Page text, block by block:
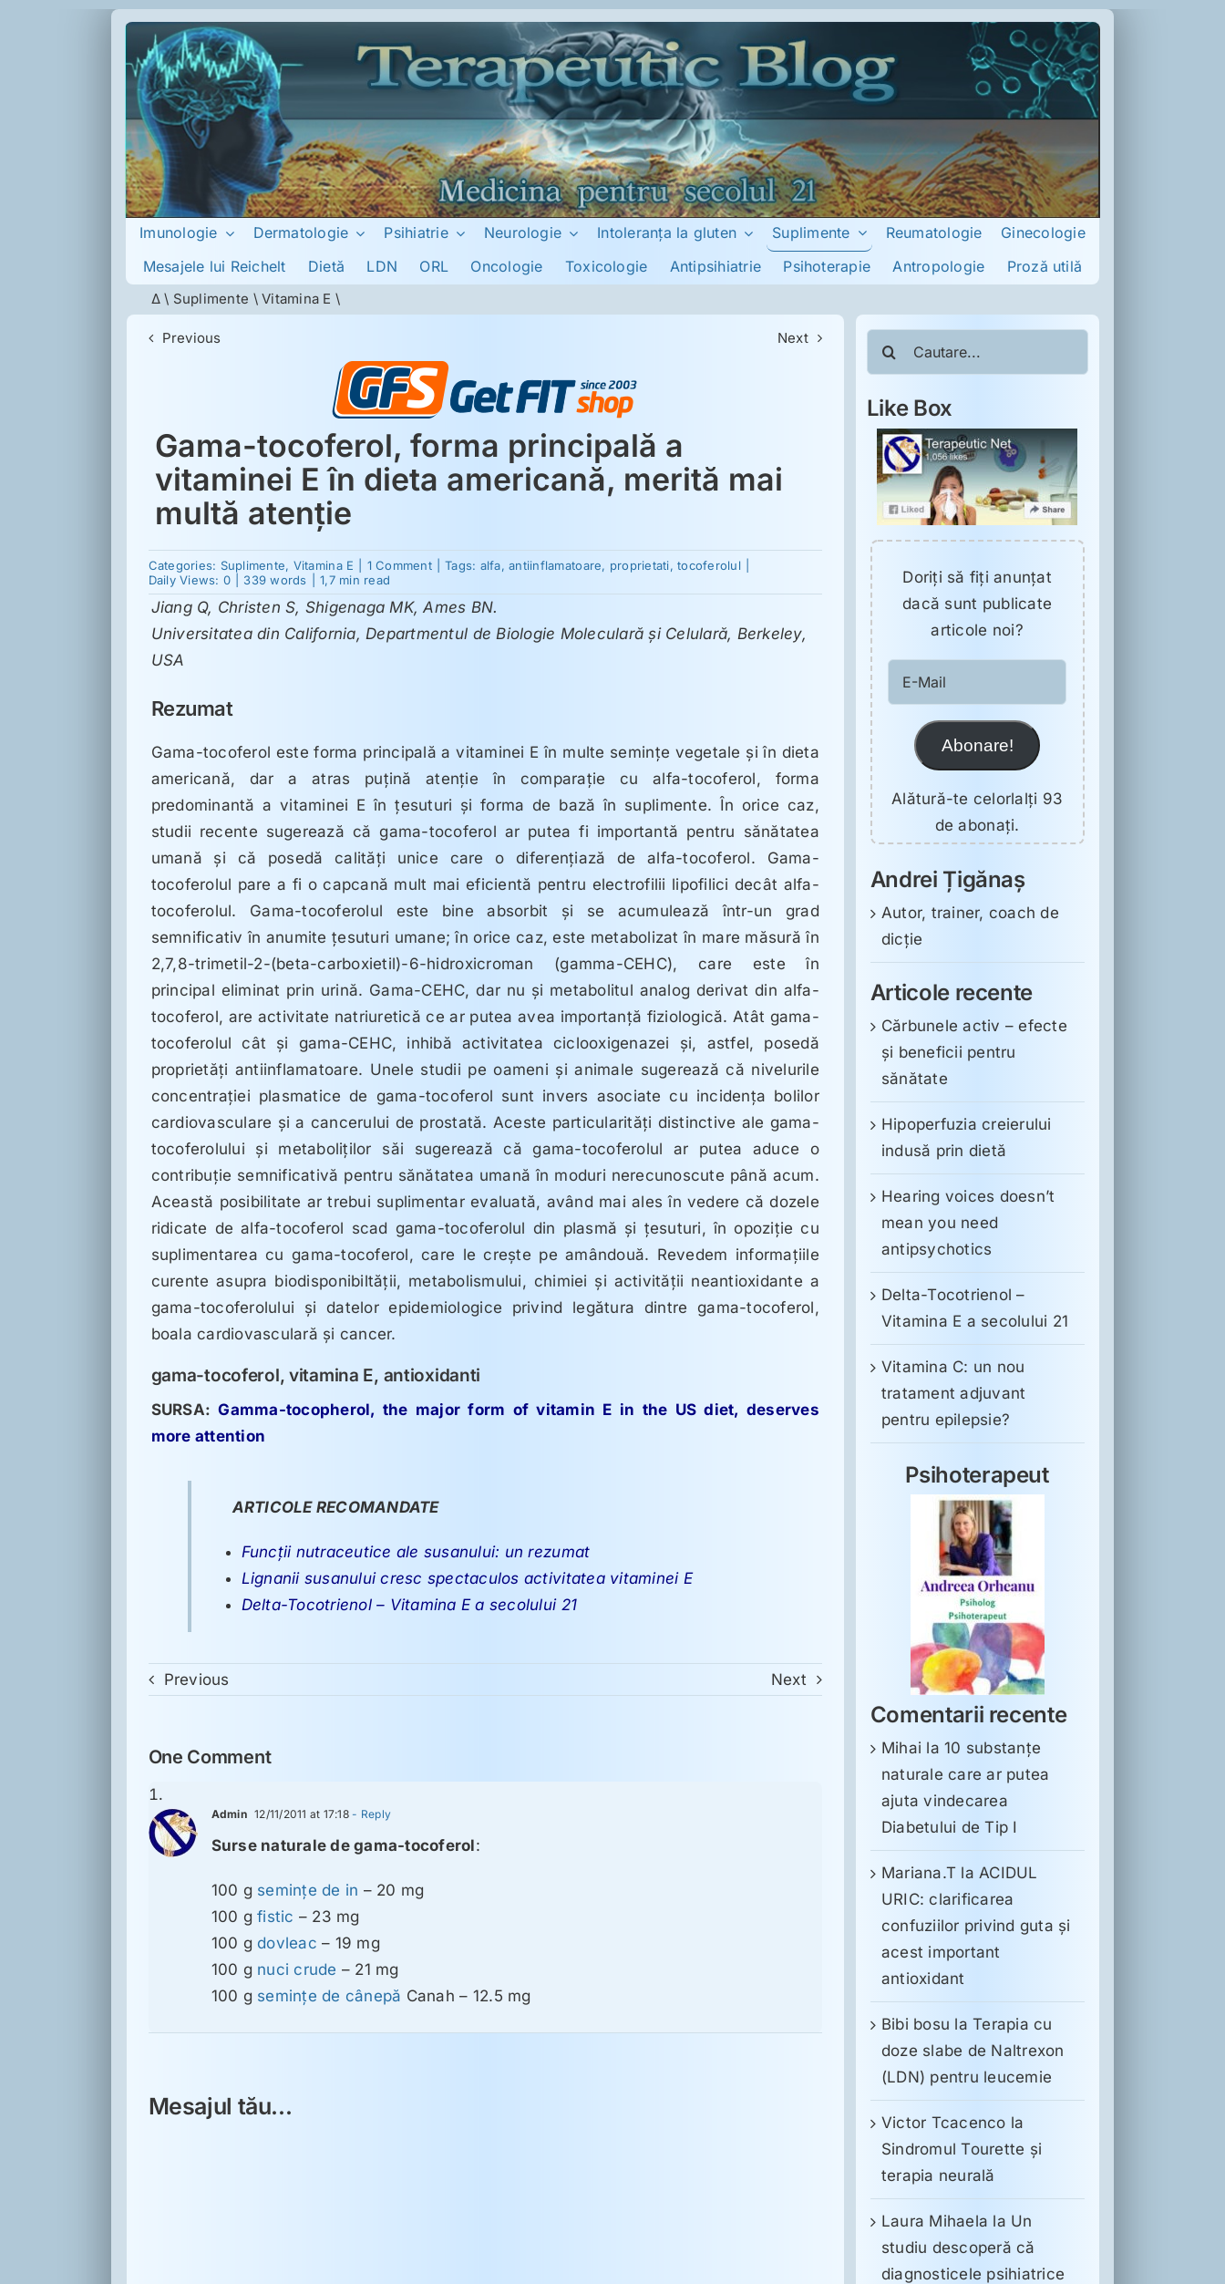
Imunologie Dermatologie Psihiatrie Neurologie Intoleranţa la gluten Suplimente Reumatologie
Ginecologie
Mesajele lui Reichelt
Dietă LDN ORL Oncologie Toxicologie Antipsihiatrie Psihoterapie Antropologie Proză utilă
Δ \ Suplimente \ Vitamina E \
Previous Next
Gama-tocoferol, forma principală a
vitaminei E în dieta americană, merită mai
multă atenţie
Categories: Suplimente, Vitamina E 1 Commenton
forma
a
multă
Tags: alfa,antiinflamatoare, proprietati,tocoferolul
Daily Views: 0
339 words 1,7 min read
Jiang Q, Christen S, Shigenaga MK, Ames BN.
Universitatea din California, Departmentul de Biologie Moleculară şi Celulară, Berkeley,
USA
Rezumat
Gama-tocoferol este forma principală a vitaminei E în multe seminţe vegetale şi în dieta
americană, dar a atras puţină atenţie în comparaţie cu alfa-tocoferol, forma
predominantă a vitaminei E în ţesuturi şi forma de bază în suplimente. În orice caz,
studii recente sugerează că gama-tocoferol ar putea fi importantă pentru sănătatea
umană şi că posedă calităţi unice care o diferenţiază de alfa-tocoferol. Gama-
tocoferolul pare a fi o capcană mult mai eficientă pentru electrofilii lipofilici decât alfa-
tocoferolul. Gama-tocoferolul este bine absorbit şi se acumulează într-un grad
semnificativ în anumite ţesuturi umane; în orice caz, este metabolizat în mare măsură în
2,7,8-trimetil-2-(beta-carboxietil)-6-hidroxicroman (gamma-CEHC), care este în
principal eliminat prin urină. Gama-CEHC, dar nu şi metabolitul analog derivat din alfa-
tocoferol, are activitate natriuretică ce ar putea avea importanţă fiziologică. Atât gama-
tocoferolul cât şi gama-CEHC, inhibă activitatea ciclooxigenazei şi, astfel, posedă
proprietăţi antiinflamatoare. Unele studii pe oameni şi animale sugerează că nivelurile
concentraţiei plasmatice de gama-tocoferol sunt invers asociate cu incidenţa bolilor
cardiovasculare şi a cancerului de prostată. Aceste particularităţi distinctive ale gama-
tocoferolului şi metaboliţilor săi sugerează că gama-tocoferolul ar putea aduce o
contribuţie semnificativă pentru sănătatea umană în moduri nerecunoscute până acum.
Această posibilitate ar trebui suplimentar evaluată, având mai ales în vedere că dozele
ridicate de alfa-tocoferol scad gama-tocoferolul din plasmă şi ţesuturi, în opoziţie cu
suplimentarea cu gama-tocoferol, care le creşte pe amândouă. Revedem informaţiile
curente asupra biodisponibiltăţii, metabolismului, chimiei şi activităţii neantioxidante a
gama-tocoferolului şi datelor epidemiologice privind legătura dintre gama-tocoferol,
boala cardiovasculară şi cancer.
gama-tocoferol, vitamina E, antioxidanti
SURSA:Gamma-tocopherol, the major form of vitamin E in the US diet, deserves
more attention
ARTICOLE RECOMANDATE
Funcţii nutraceutice ale susanului: un rezumat
Lignanii susanului cresc spectaculos activitatea vitaminei E
Delta-Tocotrienol – Vitamina E a secolului 21
Previous Next
One Comment
Admin 12/11/2011 at 17:18- Reply
Surse naturale de gama-tocoferol:
100 g seminţe de in – 20 mg
100 gfistic – 23 mg
100 g dovleac– 19 mg
100 g nuci crude – 21 mg
100 g seminţe de cânepă Canah – 12.5 mg
Mesajul tău...
Like Box
Doriţi să fiţi anunţat
dacă sunt publicate
articole noi?
Mail
Abonare!
Alătură-te celorlalți 93
de abonați.
Andrei Țigănaș
Autor, trainer, coach de
dicție
Articole recente
Cărbunele activ – efecte
și beneficii pentru
sănătate
Hipoperfuzia creierului
indusă prin dietă
Hearing voices doesn’t
mean you need
antipsychotics
Delta-Tocotrienol –
Vitamina E a secolului 21
Vitamina C: un nou
tratament adjuvant
pentru epilepsie?
Psihoterapeut
Comentarii recente
Mihai la10 substanţe
naturale care ar putea
ajuta vindecarea
Diabetului de Tip I
Mariana.T la ACIDUL
URIC: clarificarea
confuziilor privind guta și
acest important
antioxidant
Bibi bosu laTerapia cu
doze slabe de Naltrexon
(LDN) pentru leucemie
Victor Tcacenco la
Sindromul Tourette şi
terapia neurală
Laura Mihaela la Un
studiu descoperă că
diagnosticele psihiatrice